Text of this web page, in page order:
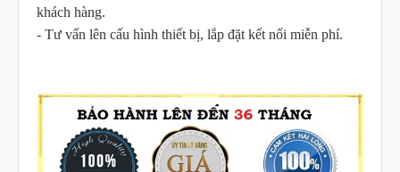
khách hàng.
- Tư vấn lên cấu hình thiết bị, lắp đặt kết nối miễn phí.